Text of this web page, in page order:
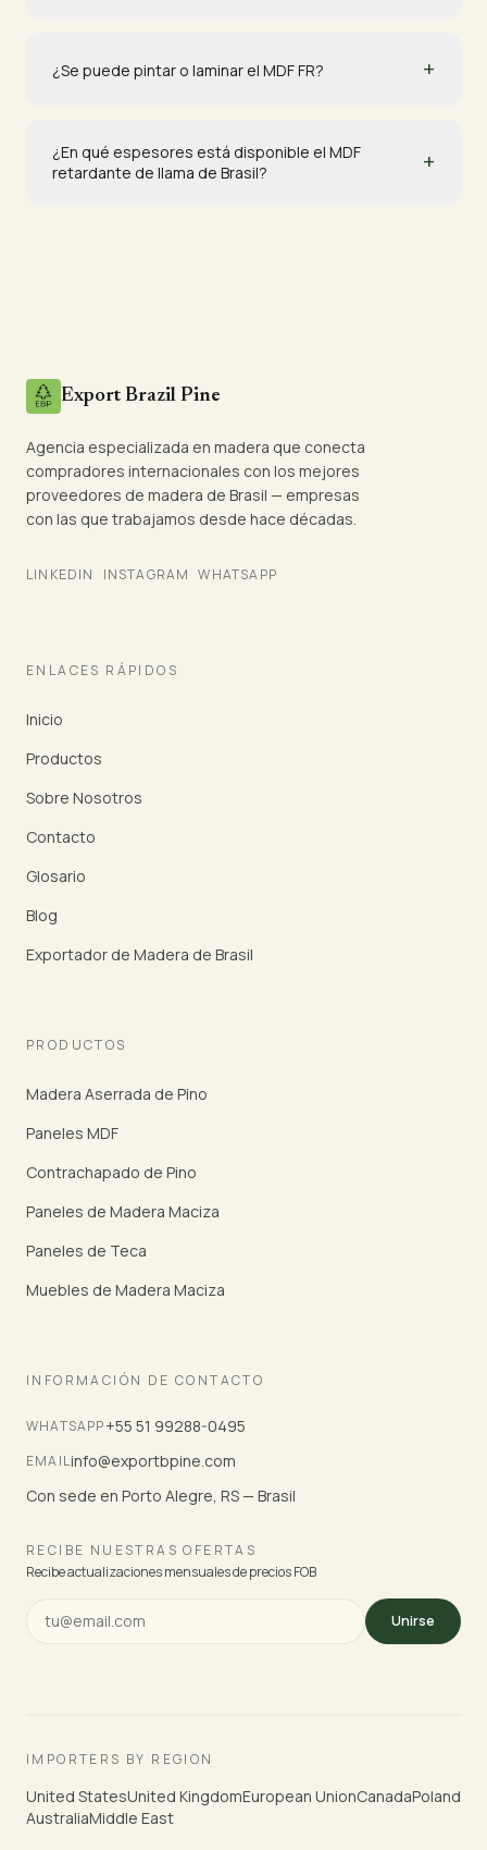
¿Se puede pintar o laminar el MDF FR? +
¿En qué espesores está disponible el MDF
retardante de llama de Brasil?
+
Export Brazil Pine
Agencia especializada en madera que conecta
compradores internacionales con los mejores
proveedores de madera de Brasil — empresas
con las que trabajamos desde hace décadas.
LINKEDIN INSTAGRAM WHATSAPP
ENLACES RÁPIDOS
Inicio
Productos
Sobre Nosotros
Contacto
Glosario
Blog
Exportador de Madera de Brasil
PRODUCTOS
Madera Aserrada de Pino
Paneles MDF
Contrachapado de Pino
Paneles de Madera Maciza
Paneles de Teca
Muebles de Madera Maciza
INFORMACIÓN DE CONTACTO
WHATSAPP+55 51 99288-0495
EMAILinfo@exportbpine.com
Con sede en Porto Alegre, RS — Brasil
RECIBE NUESTRAS OFERTAS
Recibe actualizaciones mensuales de precios FOB
Unirse
IMPORTERS BY REGION
United StatesUnited KingdomEuropean UnionCanadaPoland
AustraliaMiddle East